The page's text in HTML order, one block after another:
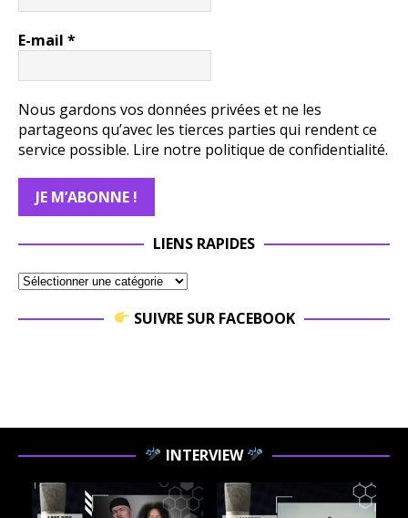
E-mail *
Nous gardons vos données privées et ne les
partageons qu’avec les tierces parties qui rendent ce
service possible. Lire notre politique de confidentialité.
LIENS RAPIDES
SUIVRE SUR FACEBOOK
INTERVIEW